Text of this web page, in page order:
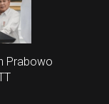
Prabowo